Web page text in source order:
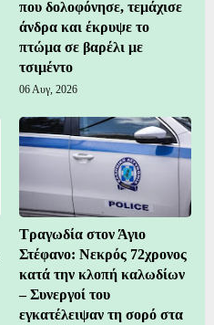
που δολοφόνησε, τεμάχισε
άνδρα και έκρυψε το
πτώμα σε βαρέλι με
τσιμέντο
06 Αυγ, 2026
Τραγωδία στον Άγιο
Στέφανο: Νεκρός 72χρονος
κατά την κλοπή καλωδίων
– Συνεργοί του
εγκατέλειψαν τη σορό στα